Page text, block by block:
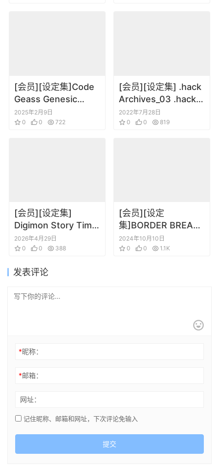
[会员][设定集]Code
Geass Genesic
Re;CODE Archives
2025年2月9日
0
0 722
[会员][设定集] .hack
Archives_03 .hack
完全设定资料集
2022年7月28日
0
0 819
[会员][设定集]
Digimon Story Time
Stranger 数码宝贝物
语：时空异客
2026年4月29日
0
0 388
[会员][设定
集]BORDER BREAK
MATERIALS [2018]
2024年10月10日
0
0 1.1K
发表评论
*昵称：
*邮箱：
网址：
记住昵称、邮箱和网址，下次评论免输入
提交